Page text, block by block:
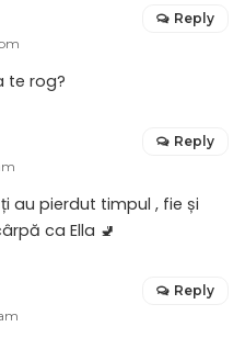
te rog?
Reply
au pierdut timpul , fie și
ca Ella 🚽
Reply
Reply